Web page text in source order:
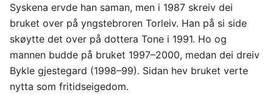
Syskena ervde han saman, men i 1987 skreiv dei
bruket over på yngstebroren Torleiv. Han på si side
skøytte det over på dottera Tone i 1991. Ho og
mannen budde på bruket 1997–2000, medan dei dreiv
Bykle gjestegard (1998–99). Sidan hev bruket verte
nytta som fritidseigedom.